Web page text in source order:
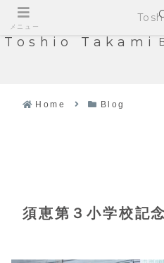
Toshio Takami
Home Blog
須恵第３小学校記
メニュー